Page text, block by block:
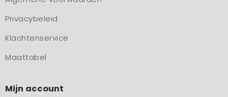
Privacybeleid
Klachtenservice
Maattabel
Mijn account